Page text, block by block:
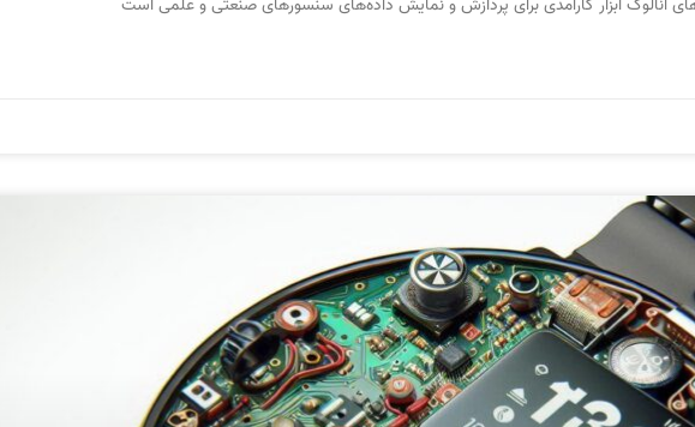
آنالوگ ابزار کارآمدی برای پردازش و نمایش داده‌های سنسورهای صنعتی و علمی است